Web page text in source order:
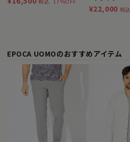
¥22,000 税込
EPOCA UOMOのおすすめアイテム